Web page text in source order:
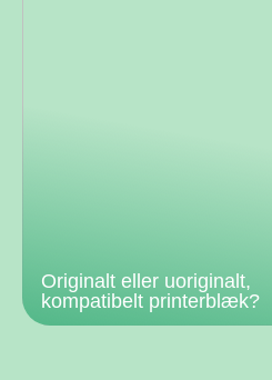
Originalt eller uoriginalt,
kompatibelt printerblæk?